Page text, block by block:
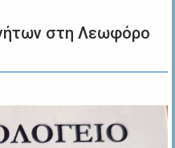
στη Λεωφόρο